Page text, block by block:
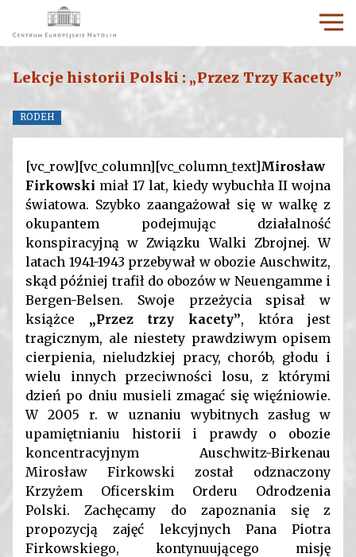
Lekcje historii Polski : „Przez Trzy Kacety”
RODEH
[vc_row][vc_column][vc_column_text]Mirosław
Firkowski miał 17 lat, kiedy wybuchła II wojna
światowa. Szybko zaangażował się w walkę z
okupantem podejmując działalność
konspiracyjną w Związku Walki Zbrojnej. W
latach 1941-1943 przebywał w obozie Auschwitz,
skąd później trafił do obozów w Neuengamme i
Bergen-Belsen. Swoje przeżycia spisał w
książce „Przez trzy kacety”, która jest
tragicznym, ale niestety prawdziwym opisem
cierpienia, nieludzkiej pracy, chorób, głodu i
wielu innych przeciwności losu, z którymi
dzień po dniu musieli zmagać się więźniowie.
W 2005 r. w uznaniu wybitnych zasług w
upamiętnianiu historii i prawdy o obozie
koncentracyjnym Auschwitz-Birkenau
Mirosław Firkowski został odznaczony
Krzyżem Oficerskim Orderu Odrodzenia
Polski. Zachęcamy do zapoznania się z
propozycją zajęć lekcyjnych Pana Piotra
Firkowskiego, kontynuującego misję